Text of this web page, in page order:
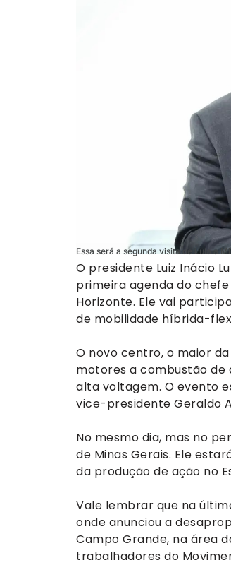
Essa será a segunda visita de Lula a
O presidente Luiz Inácio
primeira agenda do
Horizonte. Ele vai
de mobilidade híbrida-
O novo centro, o maior
motores a combustão de
alta voltagem. O evento
vice-presidente Geraldo
No mesmo dia, mas no
de Minas Gerais. Ele
da produção de ação no
Vale lembrar que na
onde anunciou a
Campo Grande, na área
trabalhadores do